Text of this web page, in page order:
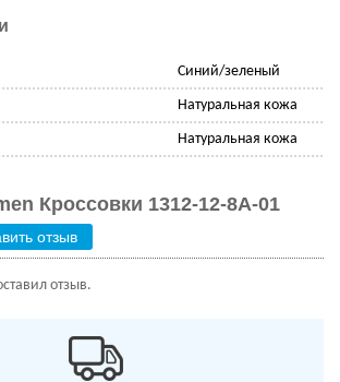
Синий/зеленый
Натуральная кожа
Натуральная кожа
Кроссовки 1312-12-8А-01
отзыв
отзыв.